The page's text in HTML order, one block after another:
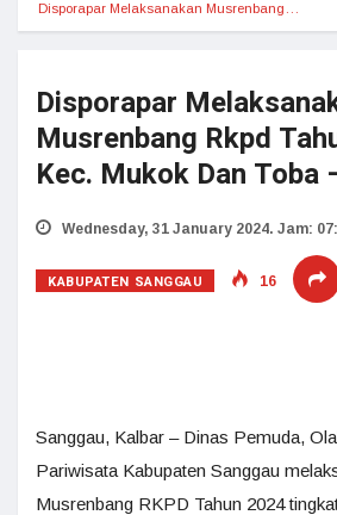
Disporapar Melaksanakan Musrenbang…
Disporapar
Musrenbang Rkpd
Kec. Mukok Dan Toba
Wednesday, 31 January 2024. Jam:
KABUPATEN SANGGAU 16
Sanggau, Kalbar – Dinas Pemuda,
Pariwisata Kabupaten Sanggau
Musrenbang RKPD Tahun 2024